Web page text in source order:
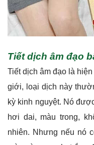
Tiết dịch âm đạo
Tiết dịch âm đạo là
giới, loại dịch này
kỳ kinh nguyệt. Nó
hơi dai, màu trong,
nhiên. Nhưng nếu nó